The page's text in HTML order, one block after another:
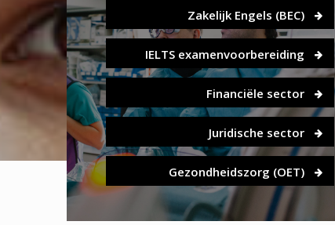
Zakelijk Engels (BEC)
IELTS examenvoorbereiding
Financiële sector
Juridische sector
Gezondheidszorg (OET)